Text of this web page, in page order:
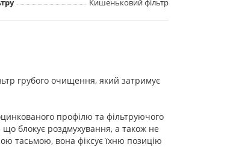
Кишеньковий фільтр
грубого очищення, який затримує
профілю та фільтруючого
блокує роздмухування, а також не
тасьмою, вона фіксує їхню позицію